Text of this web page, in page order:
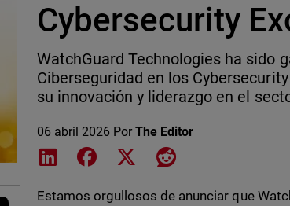
Cybersecurity
WatchGuard Technologies ha sido
Ciberseguridad en los
su innovación y liderazgo en el
06 abril 2026 PorThe Editor
Share on LinkedIn
Share on Facebook
Share on XShare on Reddit
Estamos orgullosos de anunciar que